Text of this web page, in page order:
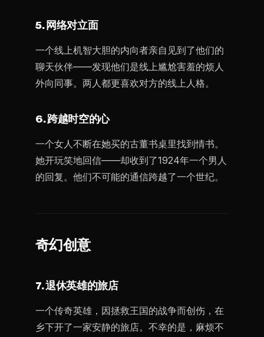
5. 网络对立面
一个线上机智大胆的内向者亲自见到了他们的
聊天伙伴——发现他们是线上尴尬害羞的烦人
外向同事。两人都更喜欢对方的线上人格。
6. 跨越时空的心
一个女人不断在她买的古董书桌里找到情书。
她开玩笑地回信——却收到了1924年一个男人
的回复。他们不可能的通信跨越了一个世纪。
奇幻创意
7. 退休英雄的旅店
一个传奇英雄，因拯救王国的战争而创伤，在
乡下开了一家安静的旅店。不幸的是，麻烦不